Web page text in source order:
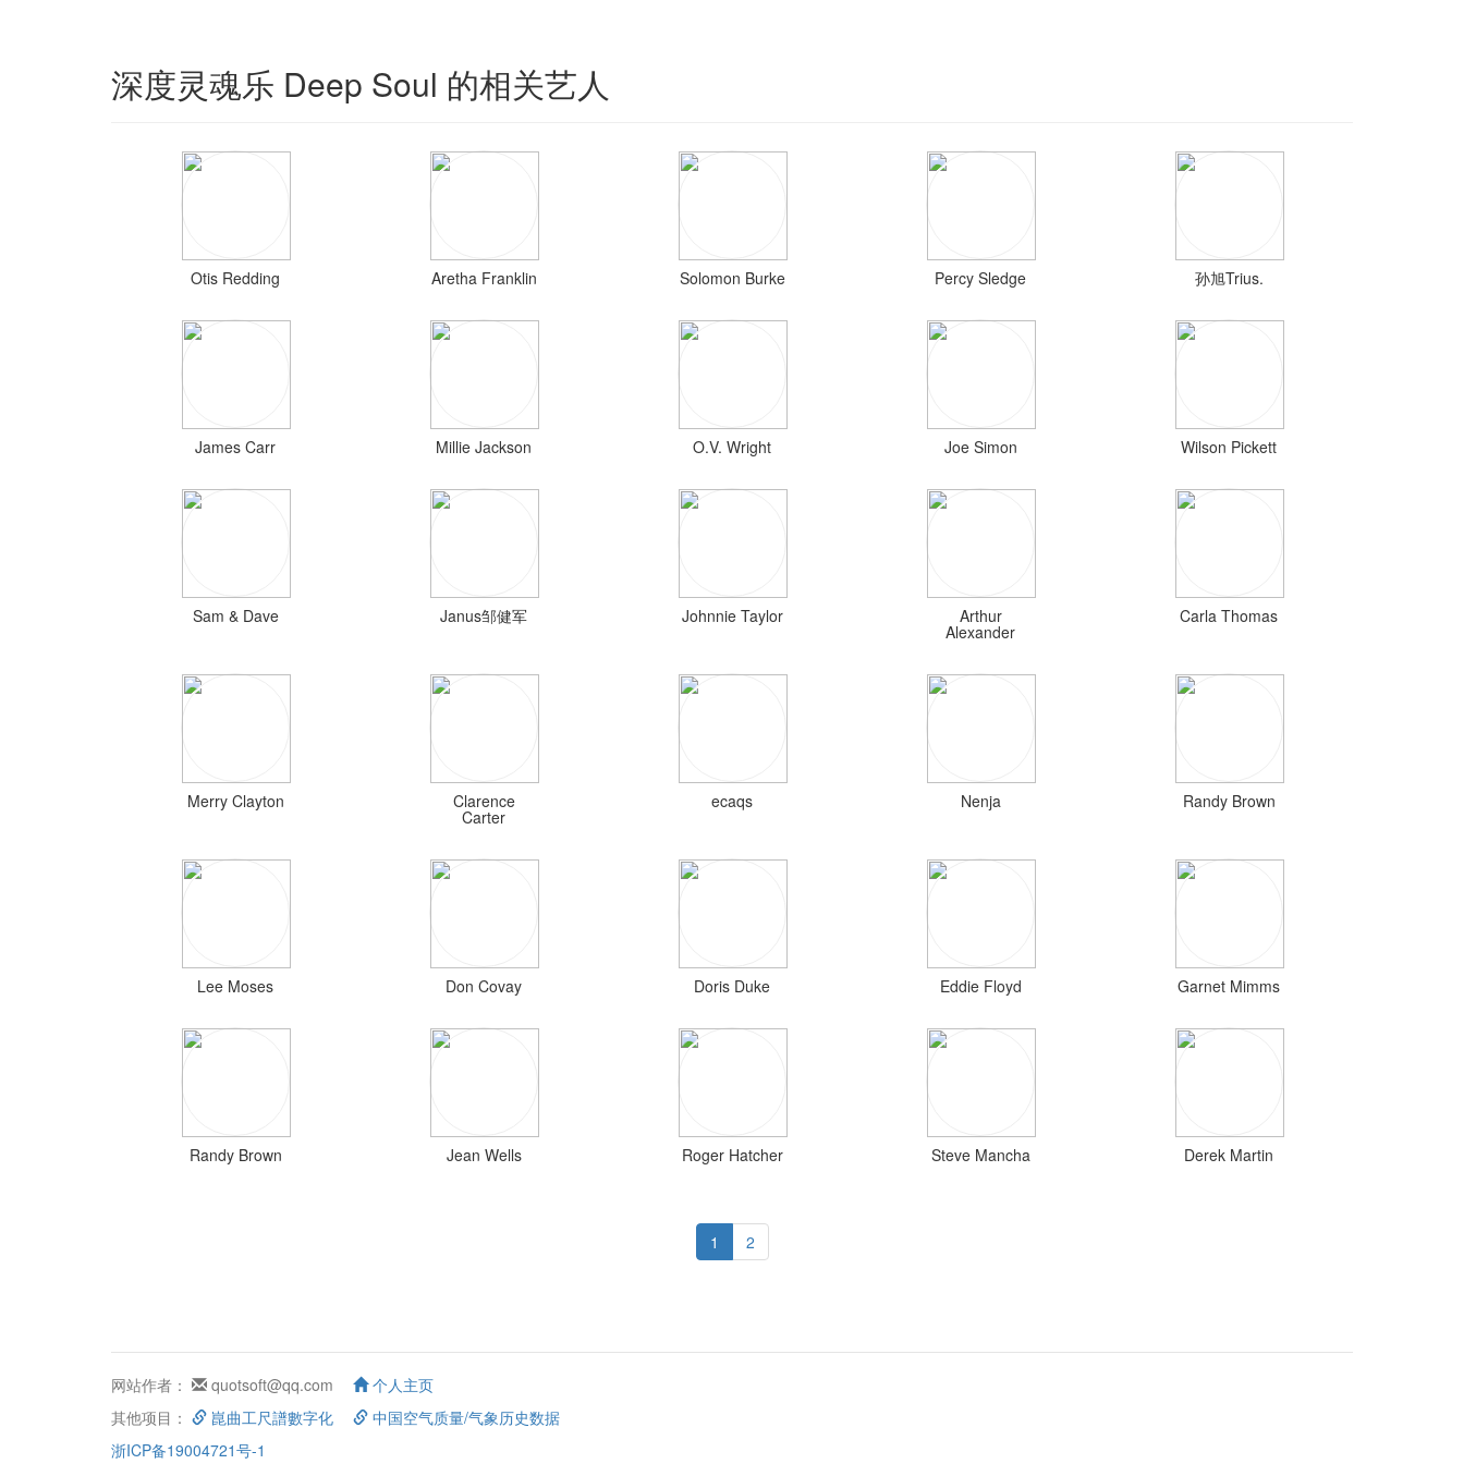
深度灵魂乐 Deep Soul 的相关艺人
Otis Redding Aretha Franklin Solomon Burke Percy Sledge 孙旭Trius.
James Carr Millie Jackson O.V. Wright Joe Simon Wilson Pickett
Sam & Dave Janus邹健军 Johnnie Taylor Arthur
Alexander
Carla Thomas
Merry Clayton Clarence
Carter
ecaqs Nenja Randy Brown
Lee Moses Don Covay Doris Duke Eddie Floyd Garnet Mimms
Randy Brown Jean Wells Roger Hatcher Steve Mancha Derek Martin
1 2
网站作者： quotsoft@qq.com
个人主页
其他项目：
崑曲工尺譜數字化
中国空气质量/气象历史数据
浙ICP备19004721号-1